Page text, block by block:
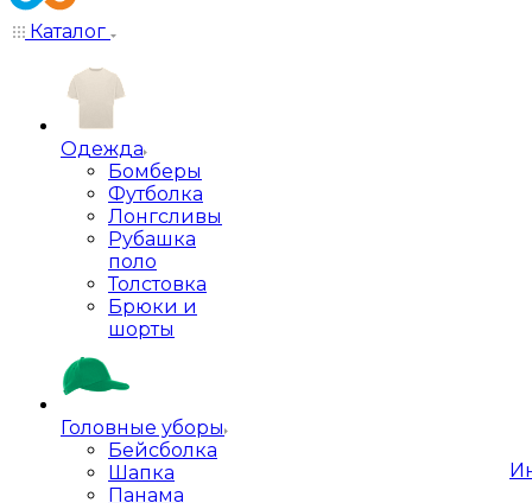
Каталог
Одежда
Бомберы
Футболка
Лонгсливы
Рубашка
поло
Толстовка
Брюки и
шорты
Головные уборы
Бейсболка
Шапка
Панама